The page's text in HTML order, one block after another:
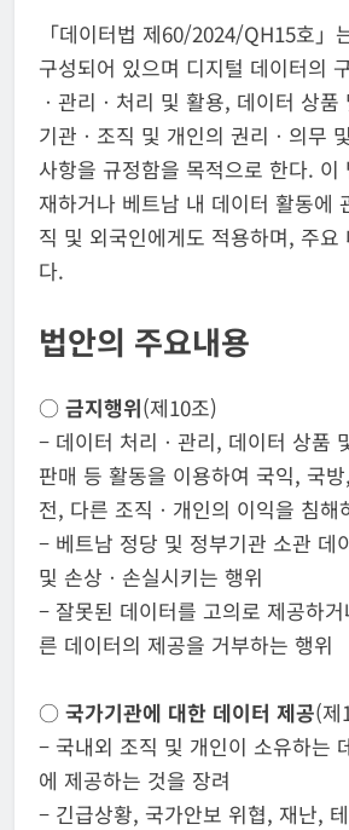
「데이터법 제60/2024/QH15호」
구성되어 있으며 디지털 데이터의
ㆍ관리ㆍ처리 및 활용, 데이터 상
기관ㆍ조직 및 개인의 권리ㆍ의무
사항을 규정함을 목적으로 한다. 이
재하거나 베트남 내 데이터 활동에
직 및 외국인에게도 적용하며, 주요
다.
법안의 주요내용
○ 금지행위(제10조)
– 데이터 처리ㆍ관리, 데이터 상품
판매 등 활동을 이용하여 국익, 국
전, 다른 조직ㆍ개인의 이익을 침해
– 베트남 정당 및 정부기관 소관 데
및 손상ㆍ손실시키는 행위
– 잘못된 데이터를 고의로 제공하
른 데이터의 제공을 거부하는 행위
○ 국가기관에 대한 데이터 제공(제
– 국내외 조직 및 개인이 소유하는
에 제공하는 것을 장려
– 긴급상황, 국가안보 위협, 재난,